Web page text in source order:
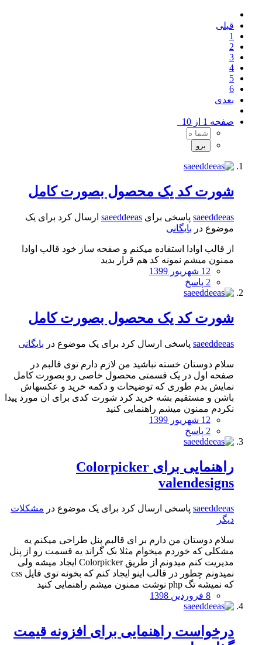
قبلی
1
2
3
4
5
6
بعدی
صفحه 1 از 10
شورت کد یک محصول بصورت کامل
saeeddeeas پاسخی برای saeeddeeas ارسال کرد برای یک
موضوع در بایگانی
از قالب اوادا استفاده میکنم و صفحه ساز خود قالب اوادا
ممنون میشم نمونه کد هم قرار بدید
12 شهریور 1399
2 پاسخ
شورت کد یک محصول بصورت کامل
saeeddeeas پاسخی ارسال کرد برای یک موضوع در بایگانی
سلام دوستان خسته نباشید من لازم دارم توی قالبم در
صفحه اول در یک قسمتی محصول خاصی رو بصورت کامل
نمایش بدم طوری که توضیحات و دکمه خرید و عکسهاش
باشن و مستقیم بشه خرید کرد شورت کدی برای ان مورد پیدا
نکردم ممنون میشم راهنمایی کنید
12 شهریور 1399
2 پاسخ
راهنمایی برای Colorpicker
valendesigns
saeeddeeas پاسخی ارسال کرد برای یک موضوع در مشکلات
دیگر
سلام دوستان من دارم بر ای قالبم پنل طراحی میکنم یه
مشکلی که خوردم میخوام مثلا بک گراند یه قسمت رو از پنل
مدیریت کنم میدونم از طریق Colorpicker ایجاد میشه ولی
نمیدونم چطور در قالب اینو ایجاد کنم که بخونه توی فایل css
که نمیشه تگ php نوشت ممنون میشم راهنمایی کنید
8 فروردین 1398
درخواست راهنمایی برای افزونه قیمت